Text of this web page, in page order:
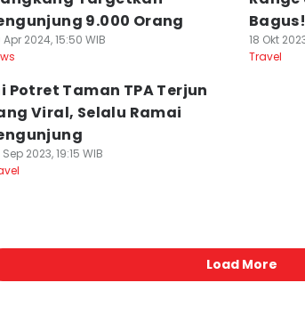
9.000 Orang
Apr 2024, 15:50 WIB
Bagus!
18 Okt
Travel
Potret Taman TPA Terjun
Viral, Selalu Ramai
2023, 19:15 WIB
Load More